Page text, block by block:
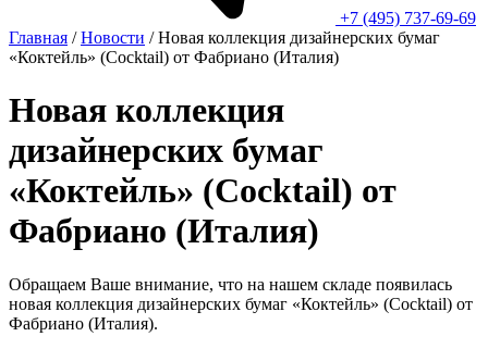
+7 (495) 737-69-69
Главная / Новости / Новая коллекция дизайнерских бумаг
«Коктейль» (Cocktail) от Фабриано (Италия)
Новая коллекция
дизайнерских бумаг
«Коктейль» (Cocktail) от
Фабриано (Италия)
Обращаем Ваше внимание, что на нашем складе появилась
новая коллекция дизайнерских бумаг «Коктейль» (Cocktail) от
Фабриано (Италия).